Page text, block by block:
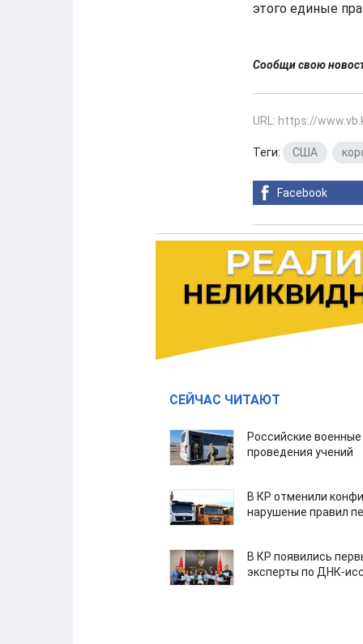
этого единые
Сообщи свою
URL: https://
Теги: США
Facebook
СЕЙЧАС ЧИТАЮТ
Российские
проведения учений
В КР отменили
нарушение правил
В КР появились
эксперты по ДНК-